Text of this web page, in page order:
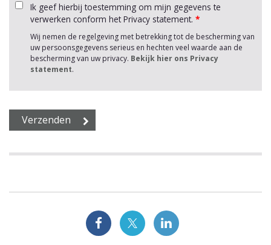
Ik geef hierbij toestemming om mijn gegevens te
verwerken conform het Privacy statement. *
Wij nemen de regelgeving met betrekking tot de bescherming van
uw persoonsgegevens serieus en hechten veel waarde aan de
bescherming van uw privacy. Bekijk hier ons Privacy
statement.